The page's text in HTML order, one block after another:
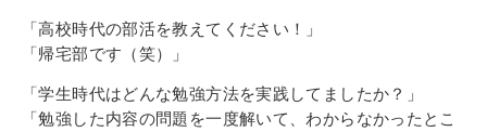
1号館総合受付：〒194-0022 東京都町田市森野1-7-8
TEL：042-729-1026 (平日8時30分〜17時30分)
「高校時代の部活を教えてください！」
「帰宅部です（笑）」
「学生時代はどんな勉強方法を実践してましたか？」
「勉強した内容の問題を一度解いて、わからなかったとこ